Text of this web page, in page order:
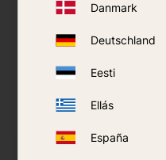
Danmark
Deutschland
Eesti
Ellás
España
Mosquiteiro Tullsa para
carrinho Individual -